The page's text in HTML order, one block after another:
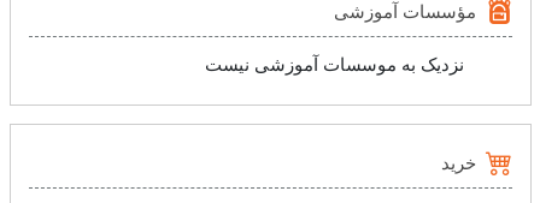
مؤسسات آموزشی
نزدیک به موسسات آموزشی نیست
خرید